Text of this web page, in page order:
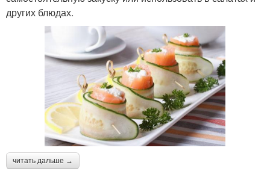
других блюдах.
читать дальше →